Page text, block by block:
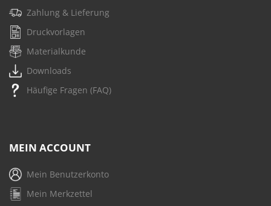
Zahlung & Lieferung
Druckvorlagen
Materialkunde
Downloads
Häufige Fragen (FAQ)
MEIN ACCOUNT
Mein Benutzerkonto
Mein Merkzettel